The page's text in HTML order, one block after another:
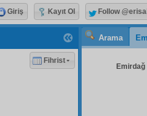
Arama
Emirdağ
Fihrist
Giriş Kayıt Ol Follow